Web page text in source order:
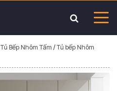
Tủ Bếp Nhôm Tấm /Tủ bếp Nhôm